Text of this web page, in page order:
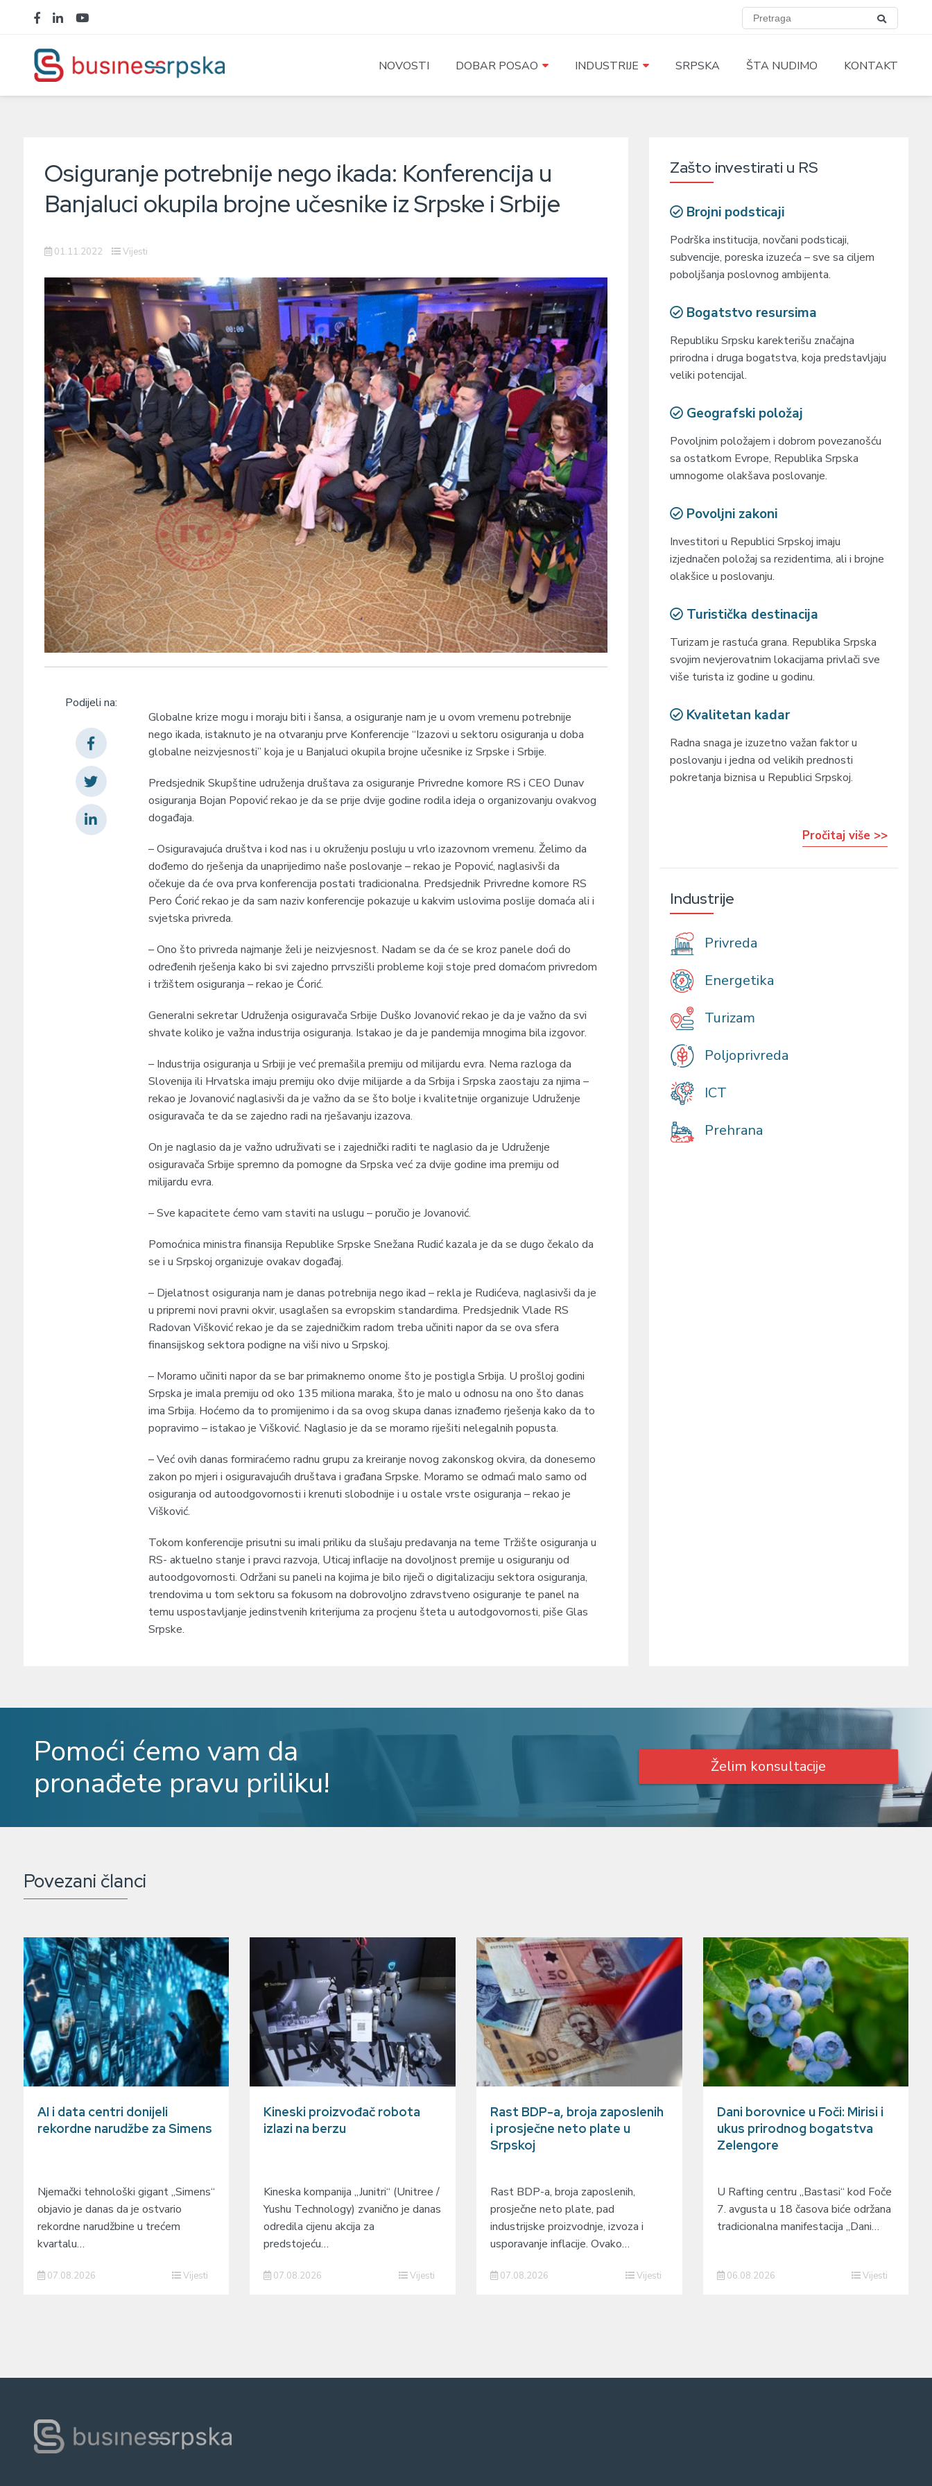
NOVOSTI DOBAR POSAO INDUSTRIJE SRPSKA ŠTA NUDIMO KONTAKT
Osiguranje potrebnije nego ikada: Konferencija u
Banjaluci okupila brojne učesnike iz Srpske i Srbije
01.11.2022 Vijesti
Podijeli na:
Globalne krize mogu i moraju biti i šansa, a osiguranje nam je u ovom vremenu potrebnije
nego ikada, istaknuto je na otvaranju prve Konferencije “Izazovi u sektoru osiguranja u doba
globalne neizvjesnosti” koja je u Banjaluci okupila brojne učesnike iz Srpske i Srbije.
Predsjednik Skupštine udruženja društava za osiguranje Privredne komore RS i CEO Dunav
osiguranja Bojan Popović rekao je da se prije dvije godine rodila ideja o organizovanju ovakvog
događaja.
– Osiguravajuća društva i kod nas i u okruženju posluju u vrlo izazovnom vremenu. Želimo da
dođemo do rješenja da unaprijedimo naše poslovanje – rekao je Popović, naglasivši da
očekuje da će ova prva konferencija postati tradicionalna. Predsjednik Privredne komore RS
Pero Ćorić rekao je da sam naziv konferencije pokazuje u kakvim uslovima poslije domaća ali i
svjetska privreda.
– Ono što privreda najmanje želi je neizvjesnost. Nadam se da će se kroz panele doći do
određenih rješenja kako bi svi zajedno prrvszišli probleme koji stoje pred domaćom privredom
i tržištem osiguranja – rekao je Ćorić.
Generalni sekretar Udruženja osiguravača Srbije Duško Jovanović rekao je da je važno da svi
shvate koliko je važna industrija osiguranja. Istakao je da je pandemija mnogima bila izgovor.
– Industrija osiguranja u Srbiji je već premašila premiju od milijardu evra. Nema razloga da
Slovenija ili Hrvatska imaju premiju oko dvije milijarde a da Srbija i Srpska zaostaju za njima –
rekao je Jovanović naglasivši da je važno da se što bolje i kvalitetnije organizuje Udruženje
osiguravača te da se zajedno radi na rješavanju izazova.
On je naglasio da je važno udruživati se i zajednički raditi te naglasio da je Udruženje
osiguravača Srbije spremno da pomogne da Srpska već za dvije godine ima premiju od
milijardu evra.
– Sve kapacitete ćemo vam staviti na uslugu – poručio je Jovanović.
Pomoćnica ministra finansija Republike Srpske Snežana Rudić kazala je da se dugo čekalo da
se i u Srpskoj organizuje ovakav događaj.
– Djelatnost osiguranja nam je danas potrebnija nego ikad – rekla je Rudićeva, naglasivši da je
u pripremi novi pravni okvir, usaglašen sa evropskim standardima. Predsjednik Vlade RS
Radovan Višković rekao je da se zajedničkim radom treba učiniti napor da se ova sfera
finansijskog sektora podigne na viši nivo u Srpskoj.
– Moramo učiniti napor da se bar primaknemo onome što je postigla Srbija. U prošloj godini
Srpska je imala premiju od oko 135 miliona maraka, što je malo u odnosu na ono što danas
ima Srbija. Hoćemo da to promijenimo i da sa ovog skupa danas iznađemo rješenja kako da to
popravimo – istakao je Višković. Naglasio je da se moramo riješiti nelegalnih popusta.
– Već ovih danas formiraćemo radnu grupu za kreiranje novog zakonskog okvira, da donesemo
zakon po mjeri i osiguravajućih društava i građana Srpske. Moramo se odmaći malo samo od
osiguranja od autoodgovornosti i krenuti slobodnije i u ostale vrste osiguranja – rekao je
Višković.
Tokom konferencije prisutni su imali priliku da slušaju predavanja na teme Tržište osiguranja u
RS- aktuelno stanje i pravci razvoja, Uticaj inflacije na dovoljnost premije u osiguranju od
autoodgovornosti. Održani su paneli na kojima je bilo riječi o digitalizaciju sektora osiguranja,
trendovima u tom sektoru sa fokusom na dobrovoljno zdravstveno osiguranje te panel na
temu uspostavljanje jedinstvenih kriterijuma za procjenu šteta u autodgovornosti, piše Glas
Srpske.
Zašto investirati u RS
Brojni podsticaji
Podrška institucija, novčani podsticaji,
subvencije, poreska izuzeća – sve sa ciljem
poboljšanja poslovnog ambijenta.
Bogatstvo resursima
Republiku Srpsku karekterišu značajna
prirodna i druga bogatstva, koja predstavljaju
veliki potencijal.
Geografski položaj
Povoljnim položajem i dobrom povezanošću
sa ostatkom Evrope, Republika Srpska
umnogome olakšava poslovanje.
Povoljni zakoni
Investitori u Republici Srpskoj imaju
izjednačen položaj sa rezidentima, ali i brojne
olakšice u poslovanju.
Turistička destinacija
Turizam je rastuća grana. Republika Srpska
svojim nevjerovatnim lokacijama privlači sve
više turista iz godine u godinu.
Kvalitetan kadar
Radna snaga je izuzetno važan faktor u
poslovanju i jedna od velikih prednosti
pokretanja biznisa u Republici Srpskoj.
Pročitaj više >>
Industrije
Privreda
Energetika
Turizam
Poljoprivreda
ICT
Prehrana
Pomoći ćemo vam da
pronađete pravu priliku!
Želim konsultacije
Povezani članci
AI i data centri donijeli
rekordne narudžbe za Simens
Njemački tehnološki gigant „Simens“
objavio je danas da je ostvario
rekordne narudžbine u trećem
kvartalu…
07.08.2026 Vijesti
Kineski proizvođač robota
izlazi na berzu
Kineska kompanija „Junitri“ (Unitree /
Yushu Technology) zvanično je danas
odredila cijenu akcija za
predstojeću…
07.08.2026 Vijesti
Rast BDP-a, broja zaposlenih
i prosječne neto plate u
Srpskoj
Rast BDP-a, broja zaposlenih,
prosječne neto plate, pad
industrijske proizvodnje, izvoza i
usporavanje inflacije. Ovako…
07.08.2026 Vijesti
Dani borovnice u Foči: Mirisi i
ukus prirodnog bogatstva
Zelengore
U Rafting centru „Bastasi“ kod Foče
7. avgusta u 18 časova biće održana
tradicionalna manifestacija „Dani…
06.08.2026 Vijesti